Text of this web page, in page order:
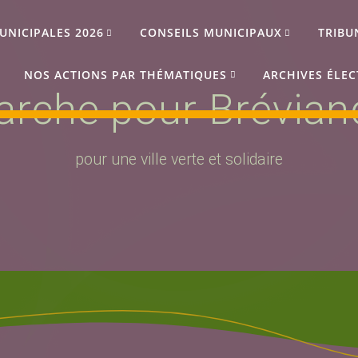
2026 CONSEILS MUNICIPAUX
NOS ACTIONS PAR THÉMATIQUES ARCHIVES
pour
pour une ville verte et solidaire